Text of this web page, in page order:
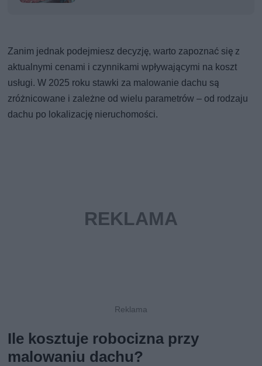
Zanim jednak podejmiesz decyzję, warto zapoznać się z
aktualnymi cenami i czynnikami wpływającymi na koszt
usługi. W 2025 roku stawki za malowanie dachu są
zróżnicowane i zależne od wielu parametrów – od rodzaju
dachu po lokalizację nieruchomości.
Ile kosztuje robocizna przy
malowaniu dachu?